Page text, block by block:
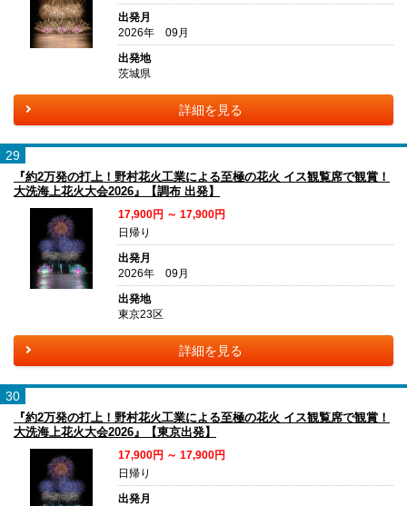
出発月
2026年 09月
出発地
茨城県
詳細を見る
29
『約2万発の打上！野村花火工業による至極の花火 イス観覧席で観賞！
大洗海上花火大会2026』【調布 出発】
17,900円 ～ 17,900円
日帰り
出発月
2026年 09月
出発地
東京23区
詳細を見る
30
『約2万発の打上！野村花火工業による至極の花火 イス観覧席で観賞！
大洗海上花火大会2026』【東京出発】
17,900円 ～ 17,900円
日帰り
出発月